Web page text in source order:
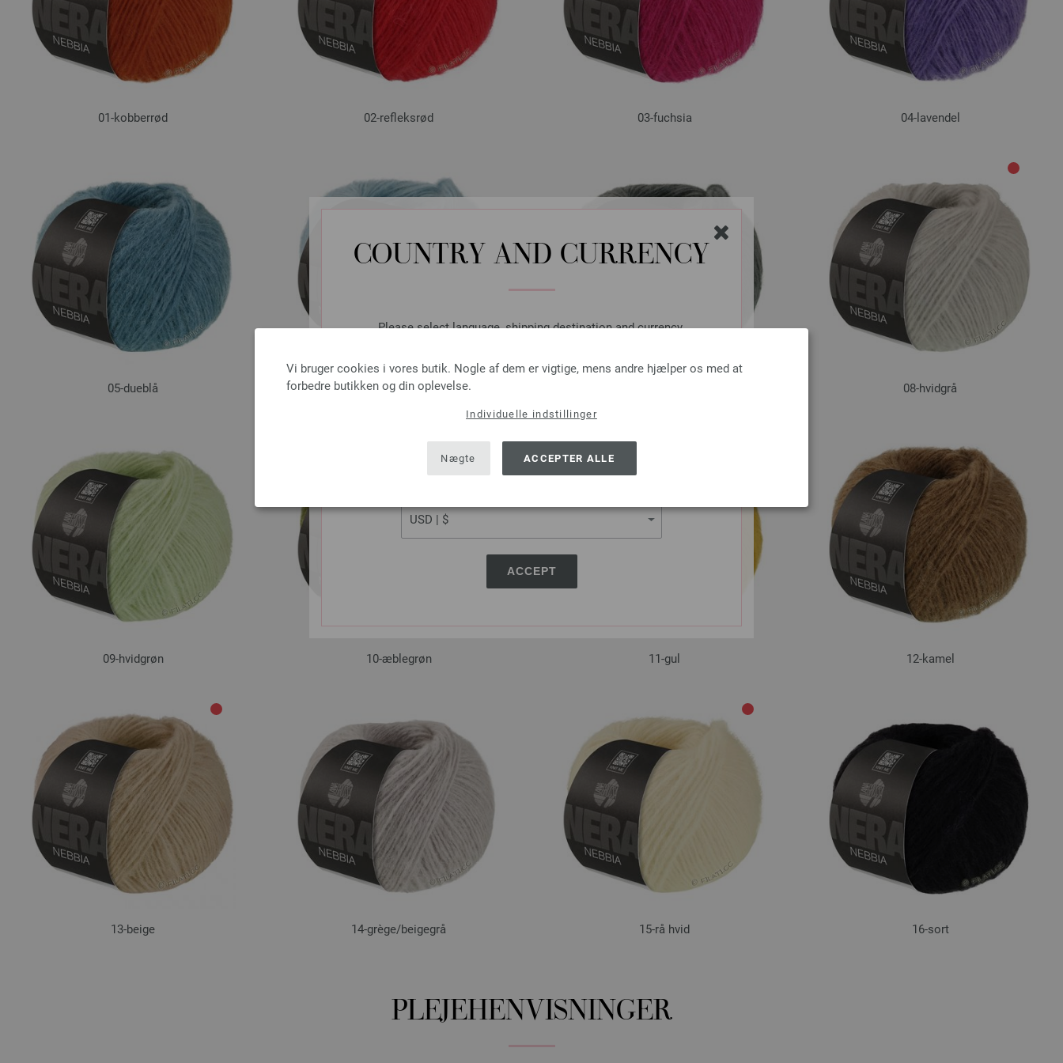
COUNTRY AND CURRENCY
Please select language, shipping destination and currency.
SHIPPING TO
ACCEPT
Vi bruger cookies i vores butik. Nogle af dem er vigtige, mens andre hjælper os med at
forbedre butikken og din oplevelse.
Individuelle indstillinger
Nægte ACCEPTER ALLE
01-kobberrød 02-refleksrød 03-fuchsia 04-lavendel
05-dueblå 06-lys blå 08-hvidgrå
09-hvidgrøn 10-æblegrøn 11-gul 12-kamel
13-beige 14-grège/beigegrå 15-rå hvid 16-sort
PLEJEHENVISNINGER